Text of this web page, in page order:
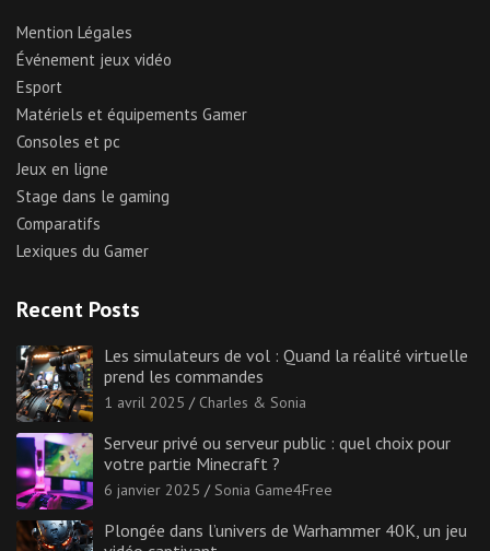
Mention Légales
Événement jeux vidéo
Esport
Matériels et équipements Gamer
Consoles et pc
Jeux en ligne
Stage dans le gaming
Comparatifs
Lexiques du Gamer
Recent Posts
Les simulateurs de vol : Quand la réalité virtuelle
prend les commandes
1 avril 2025 Charles & Sonia
Serveur privé ou serveur public : quel choix pour
votre partie Minecraft ?
6 janvier 2025 Sonia Game4Free
Plongée dans l’univers de Warhammer 40K, un jeu